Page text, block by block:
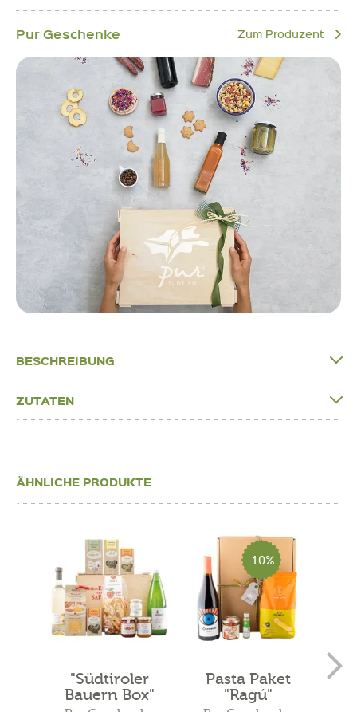
Pur Geschenke Zum Produzent
BESCHREIBUNG
ZUTATEN
ÄHNLICHE PRODUKTE
"Südtiroler
Bauern Box"
-10%
Pasta Paket
"Ragú"